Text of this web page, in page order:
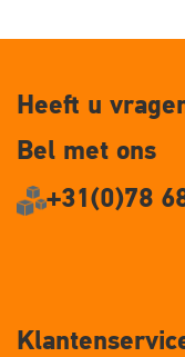
Heeft u
Bel met ons
+31(0)78